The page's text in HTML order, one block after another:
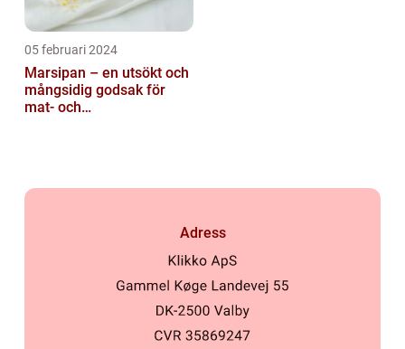
05 februari 2024
Marsipan – en utsökt och
mångsidig godsak för
mat- och
Adress